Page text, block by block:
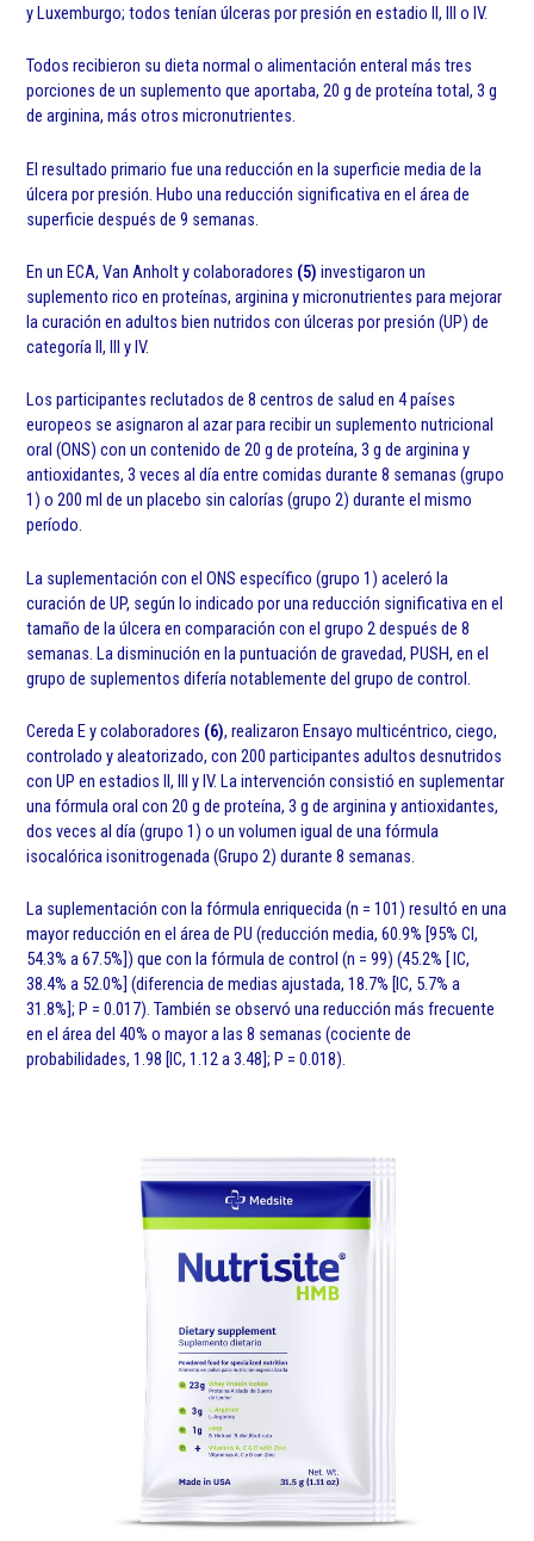
y Luxemburgo; todos tenían úlceras por presión en estadio II, III o IV.
Todos recibieron su dieta normal o alimentación enteral más tres
porciones de un suplemento que aportaba, 20 g de proteína total, 3 g
de arginina, más otros micronutrientes.
El resultado primario fue una reducción en la superficie media de la
úlcera por presión. Hubo una reducción significativa en el área de
superficie después de 9 semanas.
En un ECA, Van Anholt y colaboradores (5) investigaron un
suplemento rico en proteínas, arginina y micronutrientes para mejorar
la curación en adultos bien nutridos con úlceras por presión (UP) de
categoría II, III y IV.
Los participantes reclutados de 8 centros de salud en 4 países
europeos se asignaron al azar para recibir un suplemento nutricional
oral (ONS) con un contenido de 20 g de proteína, 3 g de arginina y
antioxidantes, 3 veces al día entre comidas durante 8 semanas (grupo
1) o 200 ml de un placebo sin calorías (grupo 2) durante el mismo
período.
La suplementación con el ONS específico (grupo 1) aceleró la
curación de UP, según lo indicado por una reducción significativa en el
tamaño de la úlcera en comparación con el grupo 2 después de 8
semanas. La disminución en la puntuación de gravedad, PUSH, en el
grupo de suplementos difería notablemente del grupo de control.
Cereda E y colaboradores (6), realizaron Ensayo multicéntrico, ciego,
controlado y aleatorizado, con 200 participantes adultos desnutridos
con UP en estadios II, III y IV. La intervención consistió en suplementar
una fórmula oral con 20 g de proteína, 3 g de arginina y antioxidantes,
dos veces al día (grupo 1) o un volumen igual de una fórmula
isocalórica isonitrogenada (Grupo 2) durante 8 semanas.
La suplementación con la fórmula enriquecida (n = 101) resultó en una
mayor reducción en el área de PU (reducción media, 60.9% [95% CI,
54.3% a 67.5%]) que con la fórmula de control (n = 99) (45.2% [ IC,
38.4% a 52.0%] (diferencia de medias ajustada, 18.7% [IC, 5.7% a
31.8%]; P = 0.017). También se observó una reducción más frecuente
en el área del 40% o mayor a las 8 semanas (cociente de
probabilidades, 1.98 [IC, 1.12 a 3.48]; P = 0.018).